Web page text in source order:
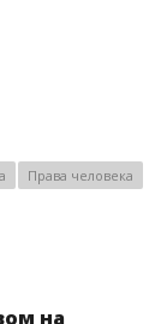
Права человека
на